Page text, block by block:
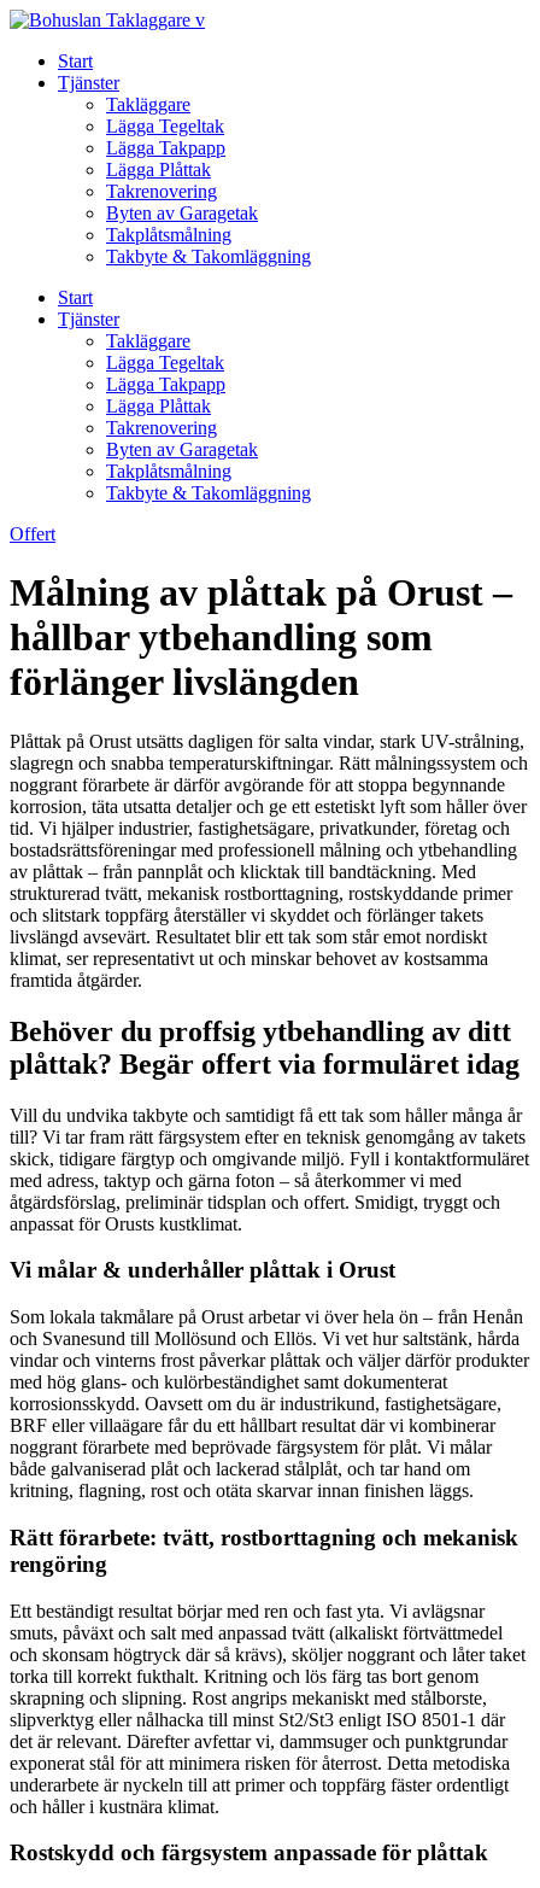
Skip
contentStart
Tjänster
Takläggare
Lägga Tegeltak
Lägga Takpapp
Lägga Plåttak
Takrenovering
Byten av Garagetak
Takplåtsmålning
Takbyte & Takomläggning
Start
Tjänster
Takläggare
Lägga Tegeltak
Lägga Takpapp
Lägga Plåttak
Takrenovering
Byten av Garagetak
Takplåtsmålning
Takbyte & Takomläggning
Offert
Målning av plåttak på Orust –
hållbar ytbehandling som
förlänger livslängden
Plåttak på Orust utsätts dagligen för salta vindar, stark UV-strålning,
slagregn och snabba temperaturskiftningar. Rätt målningssystem och
noggrant förarbete är därför avgörande för att stoppa begynnande
korrosion, täta utsatta detaljer och ge ett estetiskt lyft som håller över
tid. Vi hjälper industrier, fastighetsägare, privatkunder, företag och
bostadsrättsföreningar med professionell målning och ytbehandling
av plåttak – från pannplåt och klicktak till bandtäckning. Med
strukturerad tvätt, mekanisk rostborttagning, rostskyddande primer
och slitstark toppfärg återställer vi skyddet och förlänger takets
livslängd avsevärt. Resultatet blir ett tak som står emot nordiskt
klimat, ser representativt ut och minskar behovet av kostsamma
framtida åtgärder.
Behöver du proffsig ytbehandling av ditt
plåttak? Begär offert via formuläret idag
Vill du undvika takbyte och samtidigt få ett tak som håller många år
till? Vi tar fram rätt färgsystem efter en teknisk genomgång av takets
skick, tidigare färgtyp och omgivande miljö. Fyll i kontaktformuläret
med adress, taktyp och gärna foton – så återkommer vi med
åtgärdsförslag, preliminär tidsplan och offert. Smidigt, tryggt och
anpassat för Orusts kustklimat.
Vi målar & underhåller plåttak i Orust
Som lokala takmålare på Orust arbetar vi över hela ön – från Henån
och Svanesund till Mollösund och Ellös. Vi vet hur saltstänk, hårda
vindar och vinterns frost påverkar plåttak och väljer därför produkter
med hög glans- och kulörbeständighet samt dokumenterat
korrosionsskydd. Oavsett om du är industrikund, fastighetsägare,
BRF eller villaägare får du ett hållbart resultat där vi kombinerar
noggrant förarbete med beprövade färgsystem för plåt. Vi målar
både galvaniserad plåt och lackerad stålplåt, och tar hand om
kritning, flagning, rost och otäta skarvar innan finishen läggs.
Rätt förarbete: tvätt, rostborttagning och mekanisk
rengöring
Ett beständigt resultat börjar med ren och fast yta. Vi avlägsnar
smuts, påväxt och salt med anpassad tvätt (alkaliskt förtvättmedel
och skonsam högtryck där så krävs), sköljer noggrant och låter taket
torka till korrekt fukthalt. Kritning och lös färg tas bort genom
skrapning och slipning. Rost angrips mekaniskt med stålborste,
slipverktyg eller nålhacka till minst St2/St3 enligt ISO 8501-1 där
det är relevant. Därefter avfettar vi, dammsuger och punktgrundar
exponerat stål för att minimera risken för återrost. Detta metodiska
underarbete är nyckeln till att primer och toppfärg fäster ordentligt
och håller i kustnära klimat.
Rostskydd och färgsystem anpassade för plåttak